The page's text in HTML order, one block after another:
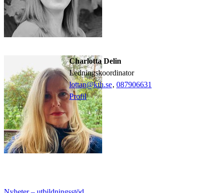
Charlotta Delin
ledningskoordinator
lottan@kth.se, 087906631
Profil